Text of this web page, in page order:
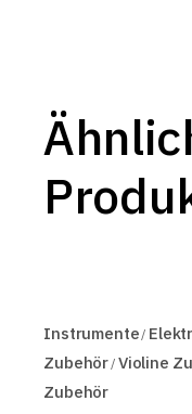
Instrumente
Zubehör Violine
Zubehör